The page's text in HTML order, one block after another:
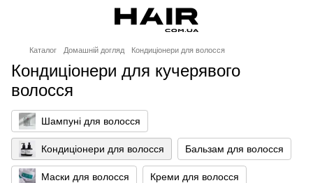
Каталог Домашній догляд Кондиціонери для волосся
Кондиціонери для кучерявого
волосся
Шампуні для волосся
Кондиціонери для волосся Бальзам для волосся
Маски для волосся Креми для волосся